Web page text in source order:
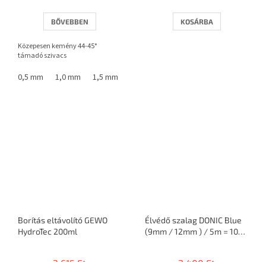
BŐVEBBEN
Közepesen kemény 44-45°
támadó szivacs
0,5 mm 1,0 mm 1,5 mm
KOSÁRBA
Borítás eltávolító GEWO
HydroTec 200ml
Élvédő szalag DONIC Blue
(9mm / 12mm ) / 5m = 10